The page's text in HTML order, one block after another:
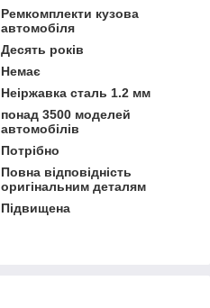
Ремкомплекти кузова
автомобіля
Десять років
Немає
Неіржавка сталь 1.2 мм
понад 3500 моделей
автомобілів
Потрібно
Повна відповідність
оригінальним деталям
Підвищена